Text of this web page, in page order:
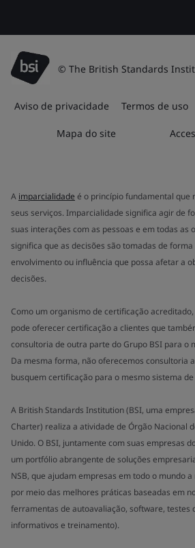
© The British Standards
Aviso de privacidade Termos de uso
Mapa do site
A imparcialidade é o princípio fundamental que
seus serviços. Imparcialidade significa agir de
suas interações com as pessoas e em todas as
significa que as decisões são tomadas de
envolvimento ou influência que possa afetar a
decisões.
Como um organismo de certificação
pode oferecer certificação a clientes que
consultoria de outra parte do Grupo BSI para o
Da mesma forma, não oferecemos consultoria
busquem certificação para o mesmo sistema
A British Standards Institution (BSI, uma
Charter) realiza a atividade de Órgão Nacional
Unido. O BSI, juntamente com suas empresas
um portfólio abrangente de soluções
NSB, que ajudam empresas em todo o mundo
por meio das melhores práticas baseadas em
ferramentas de autoavaliação, software, testes
informativos e treinamento).